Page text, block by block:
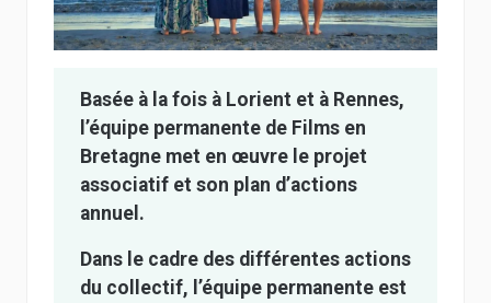
Basée à la fois à Lorient et à Rennes,
l’équipe permanente de Films en
Bretagne met en œuvre le projet
associatif et son plan d’actions
annuel.
Dans le cadre des différentes actions
du collectif, l’équipe permanente est